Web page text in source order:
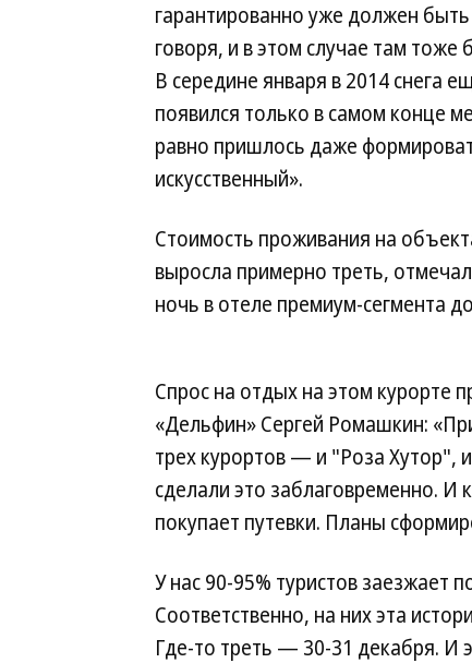
гарантированно уже должен быть
говоря, и в этом случае там
В середине января в 2014 снега
появился только в самом конце
равно пришлось даже
искусственный».
Стоимость проживания на
выросла примерно треть,
ночь в отеле премиум-сегмента
Спрос на отдых на этом курорте
«Дельфин» Сергей Ромашкин:
трех курортов — и "Роза Хутор",
сделали это заблаговременно. И
покупает путевки. Планы
У нас 90-95% туристов заезжает
Соответственно, на них эта
Где-то треть — 30-31 декабря. И